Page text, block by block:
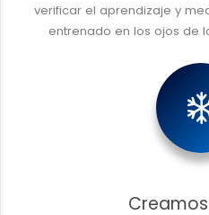
verificar el aprendizaje y
entrenado en los ojos de